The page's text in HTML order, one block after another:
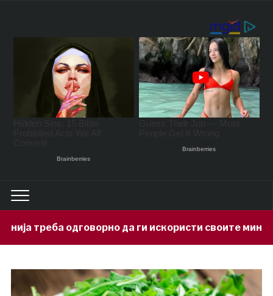
да ги искористи своите минерални богатства